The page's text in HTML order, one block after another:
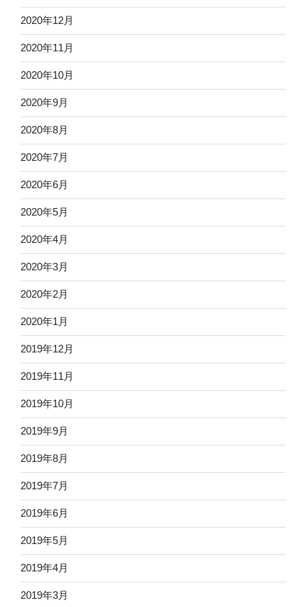
2020年12月
2020年11月
2020年10月
2020年9月
2020年8月
2020年7月
2020年6月
2020年5月
2020年4月
2020年3月
2020年2月
2020年1月
2019年12月
2019年11月
2019年10月
2019年9月
2019年8月
2019年7月
2019年6月
2019年5月
2019年4月
2019年3月